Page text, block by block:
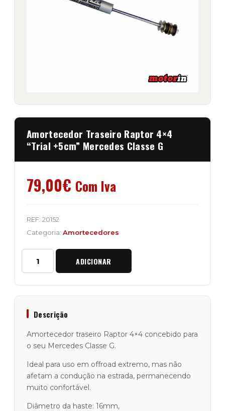
Amortecedor Traseiro Raptor 4×4
“Trial +5cm” Mercedes Classe G
79,00€ Com Iva
REF: 20152
Categoria: Amortecedores
Quantidade
Amortecedor
"Trial
+5cm"
Mercedes
Classe
G
ADICIONAR
Descrição
Amortecedor traseiro Raptor 4×4 concebido para
o seu Mercedes Classe G.
Ideal para uso em offroad extremo, mas não
afetam a condução na estrada, permanecendo
muito confortável.
Diâmetro da haste: 16mm,